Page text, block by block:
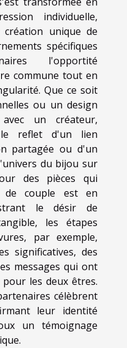
individuelle,
unique de
spécifiques
l'opportité
commune tout en
Que ce soit
ou un design
un créateur,
le reflet d'un lien
partagée ou d'un
du bijou sur
des pièces qui
de couple est en
le désir de
les étapes
par exemple,
significatives, des
messages qui ont
les deux êtres.
célèbrent
leur identité
un témoignage